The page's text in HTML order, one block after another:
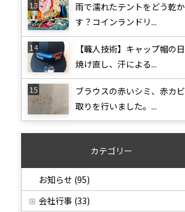
雨で濡れたテントをどう乾か
す？コインランドリ...
【職人技術】キャップ帽の日
焼け直し、汗による...
ブラウスの赤いシミ、赤カビ
取りを行いました。...
カテゴリー
お知らせ (95)
会社行事 (33)